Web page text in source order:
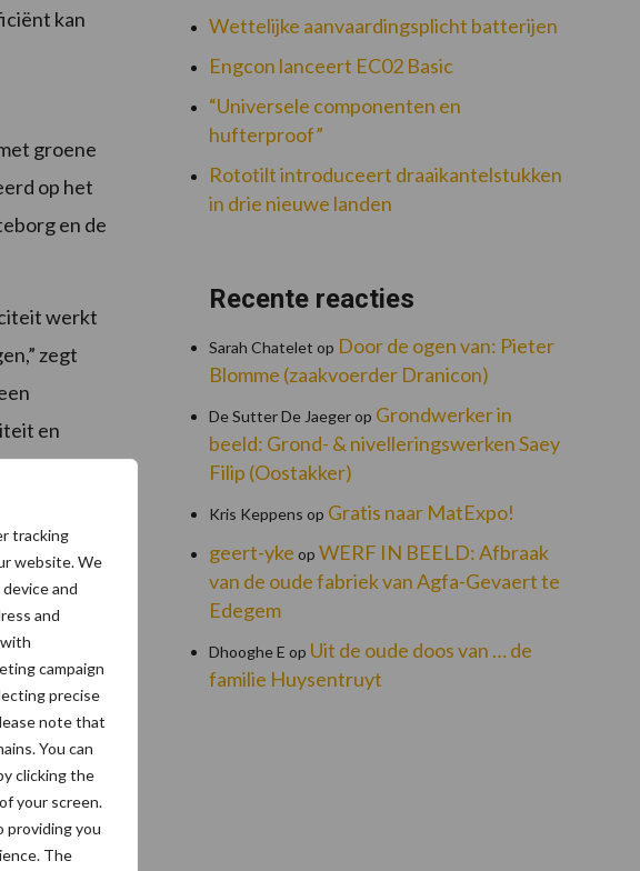
tracking
website. We
and
and
campaign
precise
note that
You can
clicking the
your screen.
providing you
The
kan
groene
op het
en de
werkt
zegt
en
heeft het
biedt
in
het
Wettelijke aanvaardingsplicht batterijen
Engcon lanceert EC02 Basic
“Universele componenten en
hufterproof”
Rototilt introduceert draaikantelstukken
in drie nieuwe landen
Recente reacties
Sarah Chatelet op Door de ogen van: Pieter
Blomme (zaakvoerder Dranicon)
De Sutter De Jaegerop Grondwerker in
beeld: Grond- & nivelleringswerken Saey
Filip (Oostakker)
Kris Keppens op Gratis naar MatExpo!
geert-yke op WERF IN BEELD: Afbraak
van de oude fabriek van Agfa-Gevaert te
Edegem
Dhooghe E op Uit de oude doos van … de
familie Huysentruyt